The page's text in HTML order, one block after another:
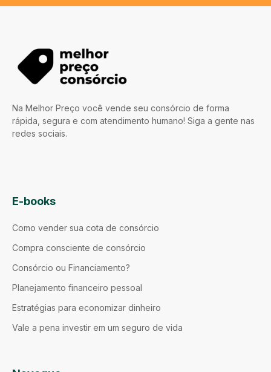
Na Melhor Preço você vende seu consórcio de forma
rápida, segura e com atendimento humano! Siga a gente nas
redes sociais.
E-books
Como vender sua cota de consórcio
Compra consciente de consórcio
Consórcio ou Financiamento?
Planejamento financeiro pessoal
Estratégias para economizar dinheiro
Vale a pena investir em um seguro de vida